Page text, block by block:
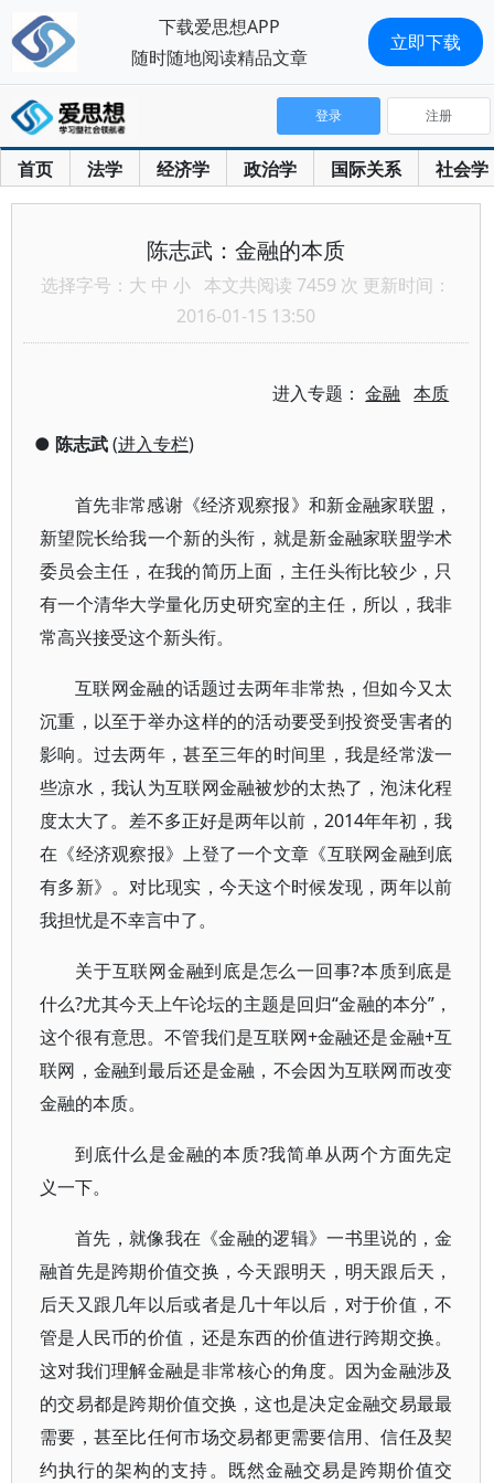
首页 法学 经济学 政治学 国际关系 社会学
登录 注册
陈志武：金融的本质
选择字号： 大 中 小 本文共阅读 7459 次 更新时间：
2016-01-15 13:50
进入专题：金融 本质
● 陈志武(进入专栏)
首先非常感谢《经济观察报》和新金融家联盟，
新望院长给我一个新的头衔，就是新金融家联盟学术
委员会主任，在我的简历上面，主任头衔比较少，只
有一个清华大学量化历史研究室的主任，所以，我非
常高兴接受这个新头衔。
互联网金融的话题过去两年非常热，但如今又太
沉重，以至于举办这样的的活动要受到投资受害者的
影响。过去两年，甚至三年的时间里，我是经常泼一
些凉水，我认为互联网金融被炒的太热了，泡沫化程
度太大了。差不多正好是两年以前，2014年年初，我
在《经济观察报》上登了一个文章《互联网金融到底
有多新》。对比现实，今天这个时候发现，两年以前
我担忧是不幸言中了。
关于互联网金融到底是怎么一回事?本质到底是
什么?尤其今天上午论坛的主题是回归“金融的本分”，
这个很有意思。不管我们是互联网+金融还是金融+互
联网，金融到最后还是金融，不会因为互联网而改变
金融的本质。
到底什么是金融的本质?我简单从两个方面先定
义一下。
首先，就像我在《金融的逻辑》一书里说的，金
融首先是跨期价值交换，今天跟明天，明天跟后天，
后天又跟几年以后或者是几十年以后，对于价值，不
管是人民币的价值，还是东西的价值进行跨期交换。
这对我们理解金融是非常核心的角度。因为金融涉及
的交易都是跨期价值交换，这也是决定金融交易最最
需要，甚至比任何市场交易都更需要信用、信任及契
约执行的架构的支持。既然金融交易是跨期价值交
下载爱思想APP
随时随地阅读精品文章
立即下载